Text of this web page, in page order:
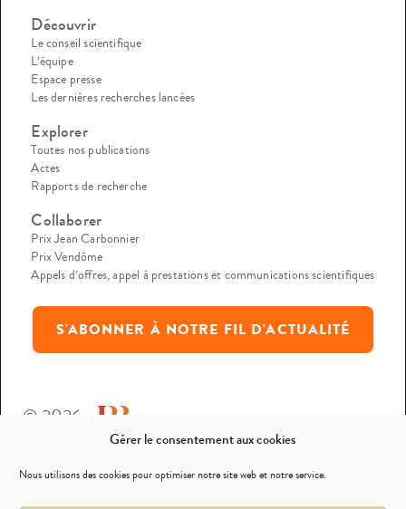
Gérer le consentement aux cookies
Nous utilisons des cookies pour optimiser notre site web et notre service.
Découvrir
Le conseil scientifique
L’équipe
Espace presse
Les dernières recherches lancées
Explorer
Toutes nos publications
Actes
Rapports de recherche
Collaborer
Prix Jean Carbonnier
Prix Vendôme
Appels d’offres, appel à prestations et communications scientifiques
S'ABONNER À NOTRE FIL D'ACTUALITÉ
© 2026